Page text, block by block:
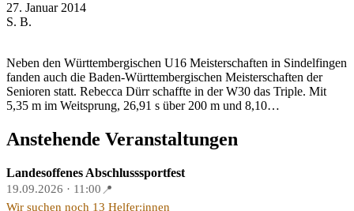
27. Januar 2014
S. B.
Neben den Württembergischen U16 Meisterschaften in Sindelfingen
fanden auch die Baden-Württembergischen Meisterschaften der
Senioren statt. Rebecca Dürr schaffte in der W30 das Triple. Mit
5,35 m im Weitsprung, 26,91 s über 200 m und 8,10…
Anstehende Veranstaltungen
Landesoffenes Abschlusssportfest
19.09.2026 · 11:00 📍
Wir suchen noch 13 Helfer:innen